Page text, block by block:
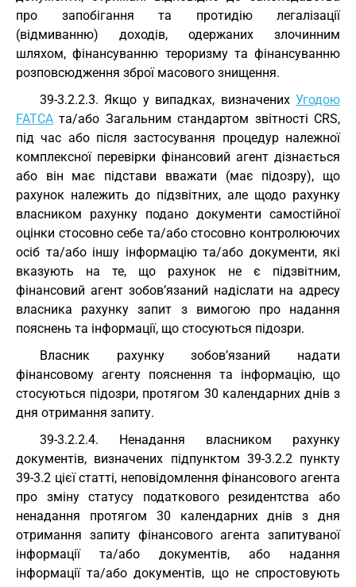
про запобігання та протидію легалізації
(відмиванню) доходів, одержаних злочинним
шляхом, фінансуванню тероризму та фінансуванню
розповсюдження зброї масового знищення.
39-3.2.2.3. Якщо у випадках, визначених Угодою
FATCA та/або Загальним стандартом звітності CRS,
під час або після застосування процедур належної
комплексної перевірки фінансовий агент дізнається
або він має підстави вважати (має підозру), що
рахунок належить до підзвітних, але щодо рахунку
власником рахунку подано документи самостійної
оцінки стосовно себе та/або стосовно контролюючих
осіб та/або іншу інформацію та/або документи, які
вказують на те, що рахунок не є підзвітним,
фінансовий агент зобов’язаний надіслати на адресу
власника рахунку запит з вимогою про надання
пояснень та інформації, що стосуються підозри.
Власник рахунку зобов’язаний надати
фінансовому агенту пояснення та інформацію, що
стосуються підозри, протягом 30 календарних днів з
дня отримання запиту.
39-3.2.2.4. Ненадання власником рахунку
документів, визначених підпунктом 39-3.2.2 пункту
39-3.2 цієї статті, неповідомлення фінансового агента
про зміну статусу податкового резидентства або
ненадання протягом 30 календарних днів з дня
отримання запиту фінансового агента запитуваної
інформації та/або документів, або надання
інформації та/або документів, що не спростовують